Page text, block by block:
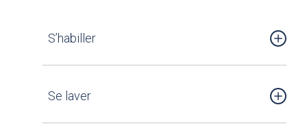
S’habiller
Se laver